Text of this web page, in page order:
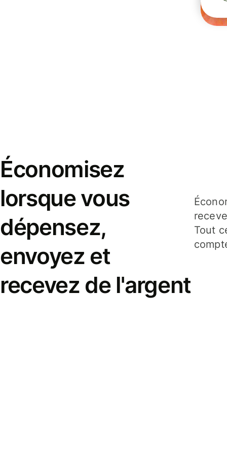
Économisez
lorsque vous
dépensez,
envoyez et
recevez de l'argent
Tout